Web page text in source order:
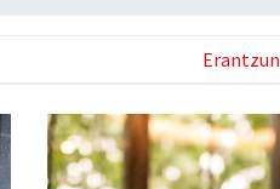
Erantzun